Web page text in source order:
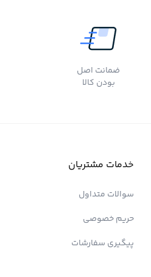
ضمانت اصل
بودن کالا
خدمات مشتریان
سوالات متداول
حریم خصوصی
پیگیری سفارشات